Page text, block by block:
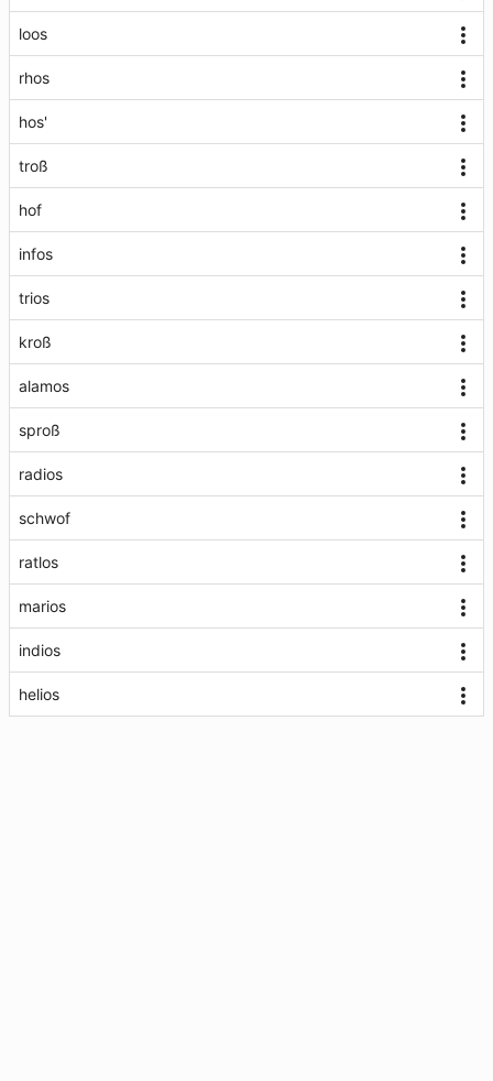
loos
rhos
hos'
troß
hof
infos
trios
kroß
alamos
sproß
radios
schwof
ratlos
marios
indios
helios